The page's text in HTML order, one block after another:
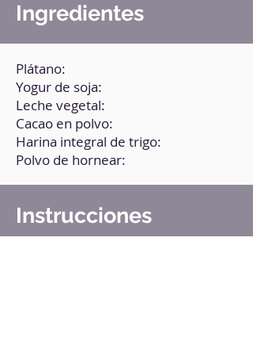
Ingredientes
Plátano:
Yogur de soja:
Leche vegetal:
Cacao en polvo:
Harina integral de trigo:
Polvo de hornear:
Instrucciones